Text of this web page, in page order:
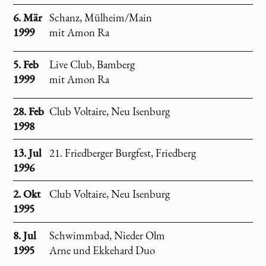
für beide Tage 30 Euro.
Anreise diesmal für alle etwas weiter (um
die 1.500km), aber angesichts der
Tatsache, daß am Sonntag auch noch
Seven Reizh, Mostly Autumn, Ange und
Pendragon spielen, sicher nicht nur für
eingefleischte
spanisch vorkommt, der hat allerdings fast
Recht. Orthez liegt kurz vor der
spanischen Grenze. Hier nochmal die
Tour von Frankfurt zum Ziel.
6. Mär
1999
Schanz, Mülheim/Main
mit Amon Ra
5. Feb
1999
Live Club, Bamberg
mit Amon Ra
28. Feb
1998
Club Voltaire, Neu Isenburg
13. Jul
1996
21. Friedberger Burgfest, Friedberg
2. Okt
1995
Club Voltaire, Neu Isenburg
8. Jul
1995
Schwimmbad, Nieder Olm
Arne und Ekkehard Duo